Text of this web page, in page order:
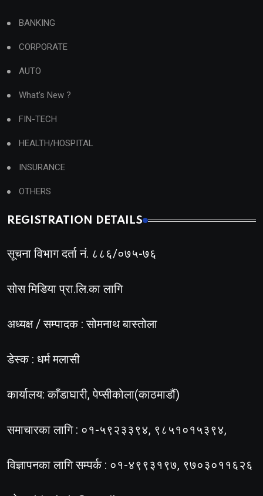
BANKING
CORPORATE
AUTO
What's New ?
FIN-TECH
HEALTH/HOSPITAL
INSURANCE
OTHERS
REGISTRATION DETAILS
सूचना विभाग दर्ता नं. ८८६/०७५-७६
सोस मिडिया प्रा.लि.का लागि
अध्यक्ष / सम्पादक : सोमनाथ बास्तोला
डेस्क : धर्म मलासी
कार्यालय: काँडाघारी, पेप्सीकोला(काठमाडौं)
समाचारका लागि : ०१-५९२३३९४, ९८५१०१५३९४,
विज्ञापनका लागि सम्पर्क : ०१-४९९३१९७, ९७०३०११६२६